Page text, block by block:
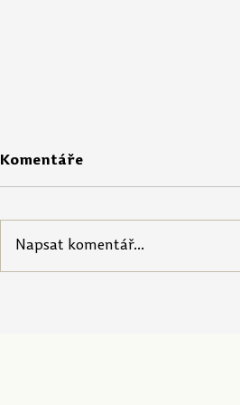
Komentáře
Napsat komentář...